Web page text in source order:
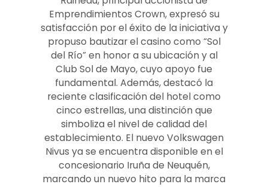
Emprendimientos Crown, expresó su
satisfacción por el éxito de la iniciativa y
propuso bautizar el casino como “Sol
del Río” en honor a su ubicación y al
Club Sol de Mayo, cuyo apoyo fue
fundamental. Además, destacó la
reciente clasificación del hotel como
cinco estrellas, una distinción que
simboliza el nivel de calidad del
establecimiento. El nuevo Volkswagen
Nivus ya se encuentra disponible en el
concesionario Iruña de Neuquén,
marcando un nuevo hito para la marca